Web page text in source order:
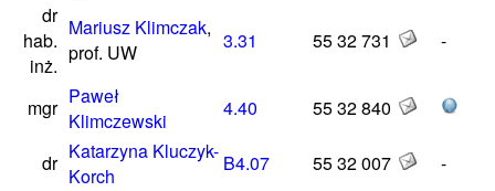
dr
hab.
inż.
Mariusz Klimczak,
prof. UW
3.31 55 32 731 -
mgr Paweł
Klimczewski
4.40 55 32 840
dr Katarzyna Kluczyk-
Korch
B4.07 55 32 007
-